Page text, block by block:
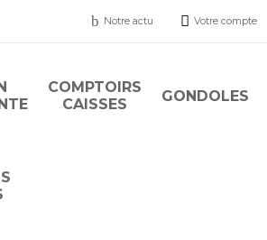
b Notre actu  Votre compte
COMPTOIRS
CAISSES
GONDOLES